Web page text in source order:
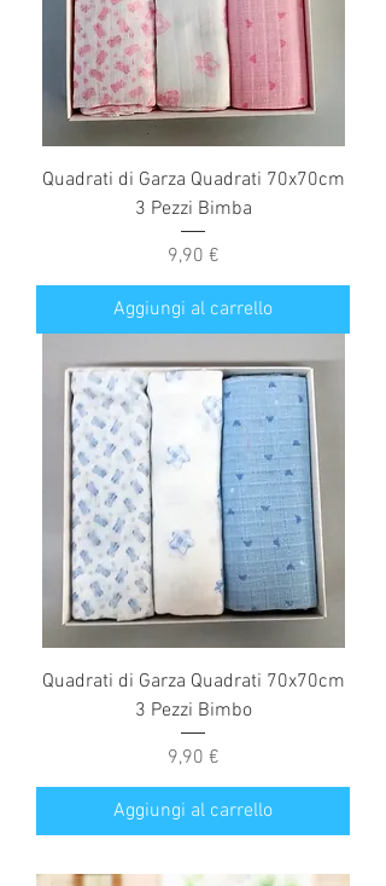
Quadrati di Garza Quadrati 70x70cm
3 Pezzi Bimba
Prezzo
9,90 €
Aggiungi al carrello
Quadrati di Garza Quadrati 70x70cm
3 Pezzi Bimbo
Prezzo
9,90 €
Aggiungi al carrello